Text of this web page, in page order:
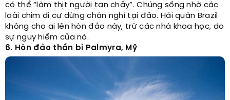
có thể “làm thịt người tan chảy”. Chúng sống nhờ các
loài chim di cư dừng chân nghỉ tại đảo. Hải quân Brazil
không cho ai lên hòn đảo này, trừ các nhà khoa học, do
sự nguy hiểm của nó.
6. Hòn đảo thần bí Palmyra, Mỹ